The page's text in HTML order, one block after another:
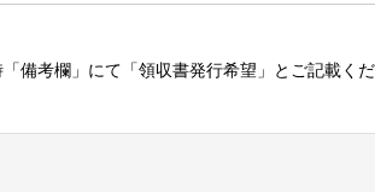
備考欄」にて「領収書発行希望」とご記載くだ